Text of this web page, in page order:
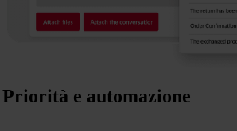
Priorità e automazione